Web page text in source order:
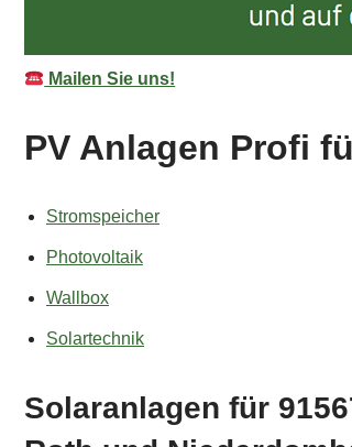
Mailen Sie uns!
PV Anlagen Profi
Stromspeicher
Photovoltaik
Wallbox
Solartechnik
Solaranlagen für